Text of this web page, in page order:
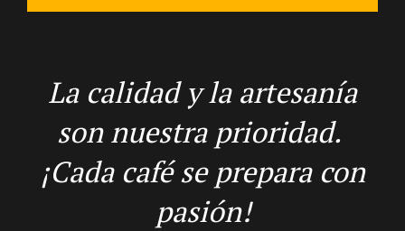
La calidad y la artesanía
son nuestra prioridad.
¡Cada café se prepara con
pasión!